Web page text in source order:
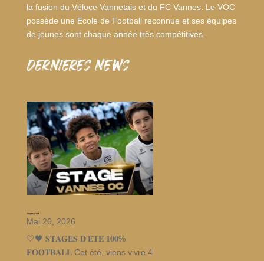
la fusion du Véloce Vannetais et du FC Vannes. Le VOC
possède une Ecole de Football reconnue et ses équipes
de jeunes sont chaque année très compétitives.
dernieres news
Stages d’été
Mai 26, 2026
🤍🖤 𝐒𝐓𝐀𝐆𝐄𝐒 𝐃’𝐄́𝐓𝐄́ 𝟏𝟎𝟎%
𝐅𝐎𝐎𝐓𝐁𝐀𝐋𝐋 Cet été, viens vivre 4